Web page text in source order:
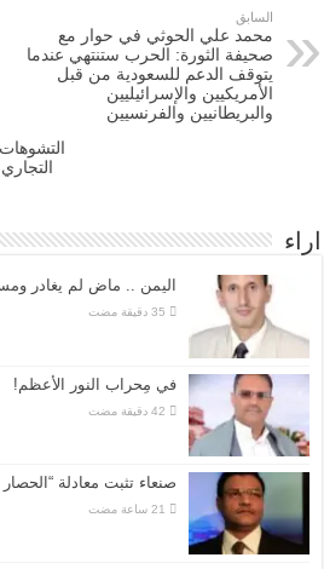
السابق
محمد علي الحوثي في حوار مع
صحيفة الثورة: الحرب ستنتهي عندما
يتوقف الدعم للسعودية من قبل
الأمريكيين والإسرائيليين
والبريطانيين والفرنسيين
اراء
اليمن .. ماض لم يغادر
في مِحراب النور الأعظم!
صنعاء تثبت معادلة “الحصار